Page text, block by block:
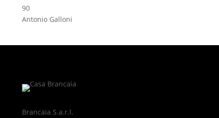
90
Antonio Galloni
Brancaia S.a.r.l.